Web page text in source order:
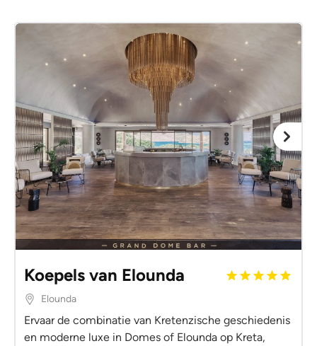
Koepels van Elounda
Elounda
Ervaar de combinatie van Kretenzische geschiedenis
en moderne luxe in Domes of Elounda op Kreta,